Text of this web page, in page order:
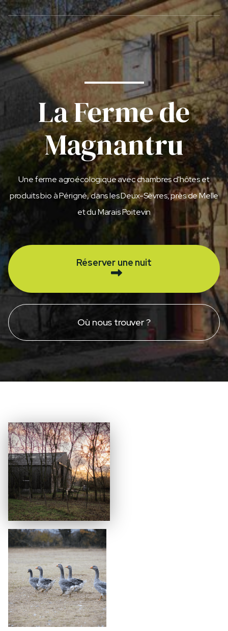
La Ferme de
Magnantru
Une ferme agroécologique avec chambres d'hôtes et
produits bio à Périgné, dans les Deux-Sèvres, près de Melle
et du Marais Poitevin
Réserver une nuit
Où nous trouver ?